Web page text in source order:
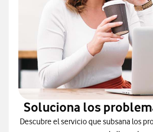
Soluciona los
Descubre el servicio que subsana los